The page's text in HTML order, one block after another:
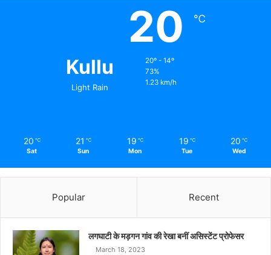
Kullu
Light Rain
20 ℃
20º - 14º
73%
1.23 km/h
20 ℃
Sat
21 ℃
Sun
19 ℃
Mon
19 ℃
Tue
20 ℃
Wed
Popular Recent
लगघाटी के मड़गन गांव की रेखा बनीं असिस्टेंट प्रोफेसर
March 18, 2023